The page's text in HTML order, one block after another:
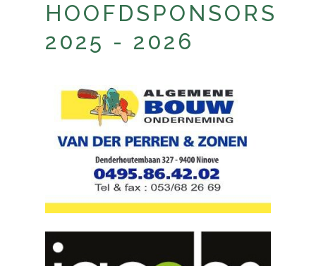
HOOFDSPONSORS
2025 - 2026